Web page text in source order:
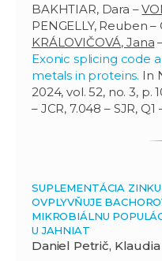
BAKHTIAR, Dara –
PENGELLY, Reuben –
KRÁLOVIČOVÁ, Jana
Exonic splicing code
metals in proteins. In
2024, vol. 52, no. 3, p.
– JCR, 7.048 – SJR,
SUPLEMENTÁCIA
OVPLYVŇUJE
MIKROBIÁLNU
U JAHNIAT
Daniel Petrič,